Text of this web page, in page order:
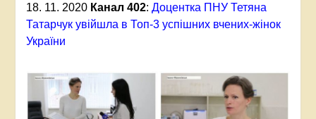
18. 11. 2020 Канал 402: Доцентка ПНУ Тетяна
Татарчук увійшла в Топ-3 успішних вчених-жінок
України